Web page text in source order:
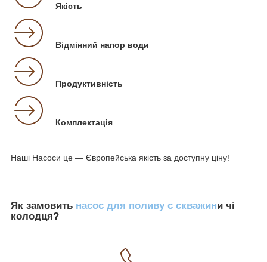
Якість
Відмінний напор води
Продуктивність
Комплектація
Наші Насоси це — Європейська якість за доступну ціну!
Як замовить насос для поливу с скважини чі
колодця?